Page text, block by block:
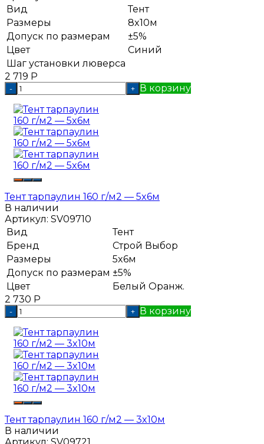
Вид
Тент
Размеры
8x10м
Допуск по размерам
±5%
Цвет
Синий
Шаг установки люверса
2 719 Р
- + В корзину
Тент тарпаулин 160 г/м2 — 5x6м
В наличии
Артикул: SV09710
Вид
Тент
Бренд
Строй Выбор
Размеры
5x6м
Допуск по размерам ±5%
Цвет
Белый Оранж.
2 730 Р
- + В корзину
Тент тарпаулин 160 г/м2 — 3x10м
В наличии